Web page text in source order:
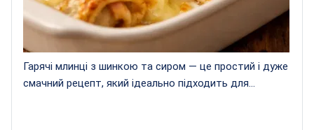
Гарячі млинці з шинкою та сиром — це простий і дуже
смачний рецепт, який ідеально підходить для...